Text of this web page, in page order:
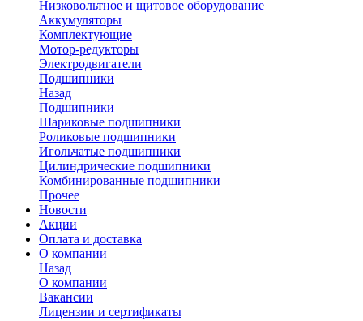
Низковольтное и щитовое оборудование
Аккумуляторы
Комплектующие
Мотор-редукторы
Электродвигатели
Подшипники
Назад
Подшипники
Шариковые подшипники
Роликовые подшипники
Игольчатые подшипники
Цилиндрические подшипники
Комбинированные подшипники
Прочее
Новости
Акции
Оплата и доставка
О компании
Назад
О компании
Вакансии
Лицензии и сертификаты